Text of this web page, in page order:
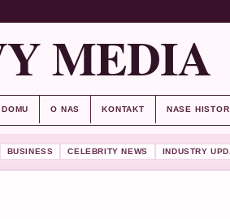
MEDIA
DOMU O NAS KONTAKT NASE
BUSINESS CELEBRITY NEWS INDUSTRY